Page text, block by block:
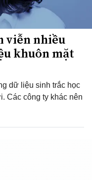
viễn nhiều
khuôn mặt
dữ liệu sinh trắc học
Các công ty khác nên